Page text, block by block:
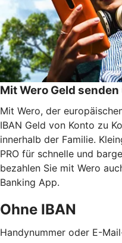
Mit Wero Geld
Mit Wero, der
IBAN Geld von Konto zu
innerhalb der Familie.
PRO für schnelle und
bezahlen Sie mit Wero
Banking App.
Ohne IBAN
Handynummer oder E-